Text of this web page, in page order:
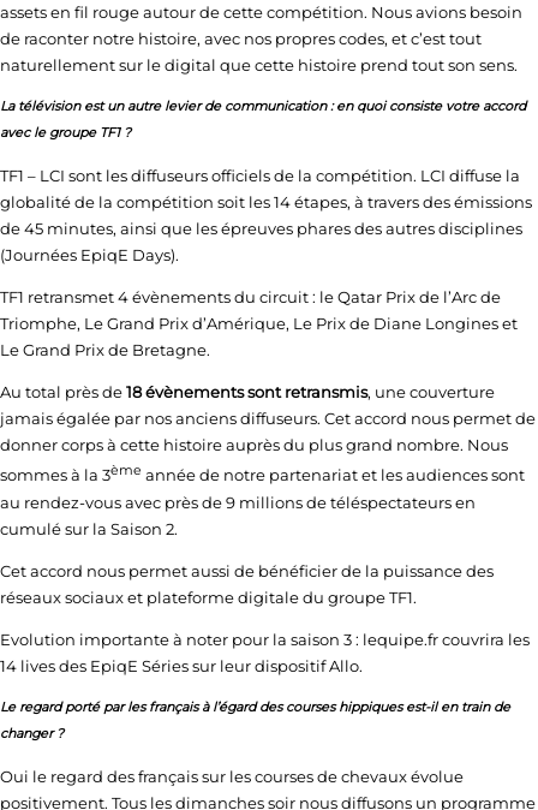
assets en fil rouge autour de cette compétition. Nous avions besoin
de raconter notre histoire, avec nos propres codes, et c’est tout
naturellement sur le digital que cette histoire prend tout son sens.
La télévision est un autre levier de communication : en quoi consiste votre accord
avec le groupe TF1 ?
TF1 – LCI sont les diffuseurs officiels de la compétition. LCI diffuse la
globalité de la compétition soit les 14 étapes, à travers des émissions
de 45 minutes, ainsi que les épreuves phares des autres disciplines
(Journées EpiqE Days).
TF1 retransmet 4 évènements du circuit : le Qatar Prix de l’Arc de
Triomphe, Le Grand Prix d’Amérique, Le Prix de Diane Longines et
Le Grand Prix de Bretagne.
Au total près de18 évènements sont retransmis, une couverture
jamais égalée par nos anciens diffuseurs. Cet accord nous permet de
donner corps à cette histoire auprès du plus grand nombre. Nous
sommes à la 3ème année de notre partenariat et les audiences sont
au rendez-vous avec près de 9 millions de téléspectateurs en
cumulé sur la Saison 2.
Cet accord nous permet aussi de bénéficier de la puissance des
réseaux sociaux et plateforme digitale du groupe TF1.
Evolution importante à noter pour la saison 3 : lequipe.fr couvrira les
14 lives des EpiqE Séries sur leur dispositif Allo.
Le regard porté par les français à l’égard des courses hippiques est-il en train de
changer ?
Oui le regard des français sur les courses de chevaux évolue
positivement. Tous les dimanches soir nous diffusons un programme